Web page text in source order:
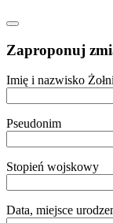
Zaproponuj
Imię i nazwisko
Pseudonim
Stopień wojskowy
Data, miejsce